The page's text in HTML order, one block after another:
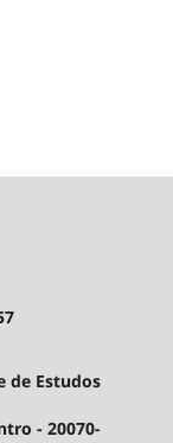
de Estudos
- 20070-